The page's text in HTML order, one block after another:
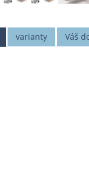
varianty Váš